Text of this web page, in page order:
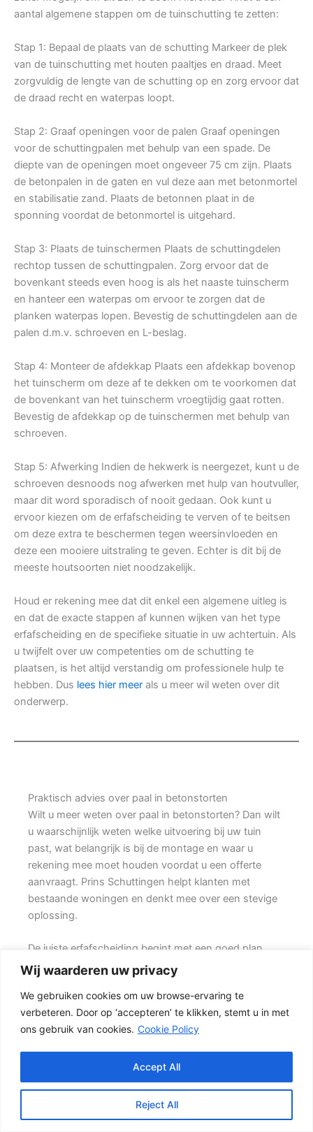
Wij waarderen uw privacy
We gebruiken cookies om uw browse-ervaring te
verbeteren. Door op ‘accepteren’ te klikken, stemt u in met
ons gebruik van cookies. Cookie Policy
Reject All
Accept All
aantal algemene stappen om de tuinschutting te zetten:
Stap 1: Bepaal de plaats van de schutting Markeer de plek
van de tuinschutting met houten paaltjes en draad. Meet
zorgvuldig de lengte van de schutting op en zorg ervoor dat
de draad recht en waterpas loopt.
Stap 2: Graaf openingen voor de palen Graaf openingen
voor de schuttingpalen met behulp van een spade. De
diepte van de openingen moet ongeveer 75 cm zijn. Plaats
de betonpalen in de gaten en vul deze aan met betonmortel
en stabilisatie zand. Plaats de betonnen plaat in de
sponning voordat de betonmortel is uitgehard.
Stap 3: Plaats de tuinschermen Plaats de schuttingdelen
rechtop tussen de schuttingpalen. Zorg ervoor dat de
bovenkant steeds even hoog is als het naaste tuinscherm
en hanteer een waterpas om ervoor te zorgen dat de
planken waterpas lopen. Bevestig de schuttingdelen aan de
palen d.m.v. schroeven en L-beslag.
Stap 4: Monteer de afdekkap Plaats een afdekkap bovenop
het tuinscherm om deze af te dekken om te voorkomen dat
de bovenkant van het tuinscherm vroegtijdig gaat rotten.
Bevestig de afdekkap op de tuinschermen met behulp van
schroeven.
Stap 5: Afwerking Indien de hekwerk is neergezet, kunt u de
schroeven desnoods nog afwerken met hulp van houtvuller,
maar dit word sporadisch of nooit gedaan. Ook kunt u
ervoor kiezen om de erfafscheiding te verven of te beitsen
om deze extra te beschermen tegen weersinvloeden en
deze een mooiere uitstraling te geven. Echter is dit bij de
meeste houtsoorten niet noodzakelijk.
Houd er rekening mee dat dit enkel een algemene uitleg is
en dat de exacte stappen af kunnen wijken van het type
erfafscheiding en de specifieke situatie in uw achtertuin. Als
u twijfelt over uw competenties om de schutting te
plaatsen, is het altijd verstandig om professionele hulp te
hebben. Dus lees hier meer als u meer wil weten over dit
onderwerp.
Praktisch advies over paal in betonstorten
Wilt u meer weten over paal in betonstorten? Dan wilt
u waarschijnlijk weten welke uitvoering bij uw tuin
past, wat belangrijk is bij de montage en waar u
rekening mee moet houden voordat u een offerte
aanvraagt. Prins Schuttingen helpt klanten met
bestaande woningen en denkt mee over een stevige
oplossing.
De juiste erfafscheiding begint met een goed plan.
Wilt u vooral privacy, dan is een dichte schutting
meestal de beste keuze. Ook de ondergrond, de
lengte van de schutting en de aanwezigheid van
poorten of hoeken hebben invloed op de beste
oplossing.
Schutting kiezen op basis van uitstraling en gebruik
Voor veel klanten is een hout-beton schutting de
meest gekozen oplossing. {De betonnen onderzijde